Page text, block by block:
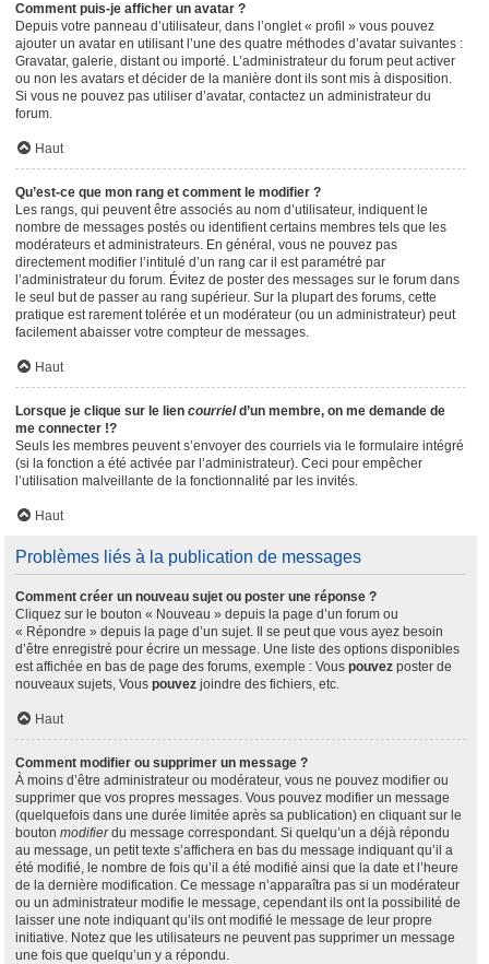
Comment puis-je afficher un avatar ?
Depuis votre panneau d’utilisateur, dans l’onglet « profil » vous pouvez
ajouter un avatar en utilisant l’une des quatre méthodes d’avatar suivantes :
Gravatar, galerie, distant ou importé. L’administrateur du forum peut activer
ou non les avatars et décider de la manière dont ils sont mis à disposition.
Si vous ne pouvez pas utiliser d’avatar, contactez un administrateur du
forum.
Haut
Qu’est-ce que mon rang et comment le modifier ?
Les rangs, qui peuvent être associés au nom d’utilisateur, indiquent le
nombre de messages postés ou identifient certains membres tels que les
modérateurs et administrateurs. En général, vous ne pouvez pas
directement modifier l’intitulé d’un rang car il est paramétré par
l’administrateur du forum. Évitez de poster des messages sur le forum dans
le seul but de passer au rang supérieur. Sur la plupart des forums, cette
pratique est rarement tolérée et un modérateur (ou un administrateur) peut
facilement abaisser votre compteur de messages.
Haut
Lorsque je clique sur le lien courrield’un membre, on me demande de
me connecter !?
Seuls les membres peuvent s’envoyer des courriels via le formulaire intégré
(si la fonction a été activée par l’administrateur). Ceci pour empêcher
l’utilisation malveillante de la fonctionnalité par les invités.
Haut
Problèmes liés à la publication de messages
Comment créer un nouveau sujet ou poster une réponse ?
Cliquez sur le bouton « Nouveau » depuis la page d’un forum ou
« Répondre » depuis la page d’un sujet. Il se peut que vous ayez besoin
d’être enregistré pour écrire un message. Une liste des options disponibles
est affichée en bas de page des forums, exemple : Vous pouvez poster de
nouveaux sujets, Vous pouvez joindre des fichiers, etc.
Haut
Comment modifier ou supprimer un message ?
À moins d’être administrateur ou modérateur, vous ne pouvez modifier ou
supprimer que vos propres messages. Vous pouvez modifier un message
(quelquefois dans une durée limitée après sa publication) en cliquant sur le
bouton modifierdu message correspondant. Si quelqu’un a déjà répondu
au message, un petit texte s’affichera en bas du message indiquant qu’il a
été modifié, le nombre de fois qu’il a été modifié ainsi que la date et l’heure
de la dernière modification. Ce message n’apparaîtra pas si un modérateur
ou un administrateur modifie le message, cependant ils ont la possibilité de
laisser une note indiquant qu’ils ont modifié le message de leur propre
initiative. Notez que les utilisateurs ne peuvent pas supprimer un message
une fois que quelqu’un y a répondu.